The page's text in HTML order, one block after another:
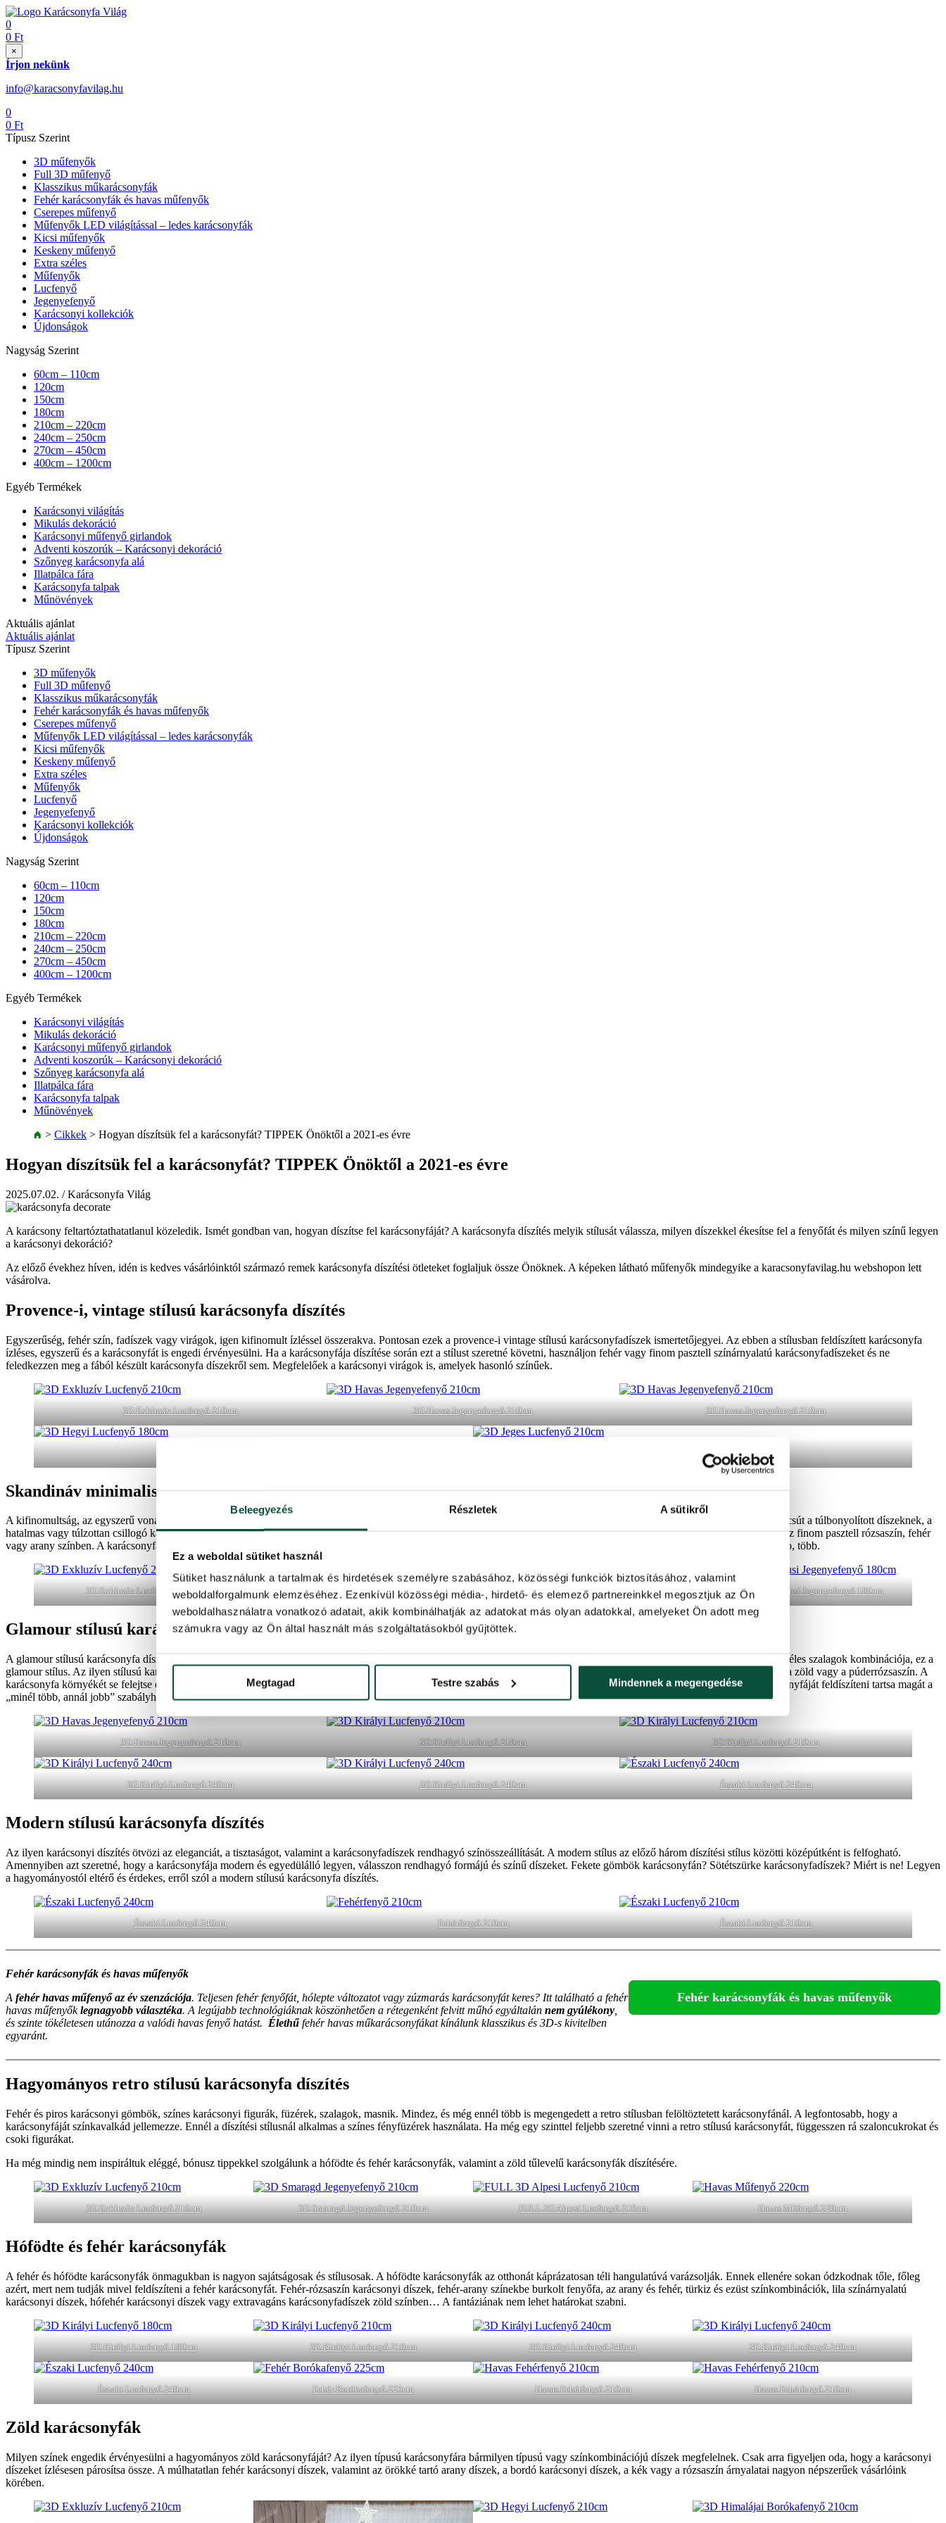
Beleegyezés Részletek A sütikről
Ez a weboldal sütiket használ
Sütiket használunk a tartalmak és hirdetések személyre szabásához, közösségi funkciók biztosításához, valamint
weboldalforgalmunk elemzéséhez. Ezenkívül közösségi média-, hirdető- és elemező partnereinkkel megosztjuk az Ön
weboldalhasználatra vonatkozó adatait, akik kombinálhatják az adatokat más olyan adatokkal, amelyeket Ön adott meg
számukra vagy az Ön által használt más szolgáltatásokból gyűjtöttek.
Megtagad Testre szabás Mindennek a megengedése
0
0 Ft
×
Írjon nekünk
info@karacsonyfavilag.hu
0
0 Ft
Típusz Szerint
3D műfenyők
Full 3D műfenyő
Klasszikus műkarácsonyfák
Fehér karácsonyfák és havas műfenyők
Cserepes műfenyő
Műfenyők LED világítással – ledes karácsonyfák
Kicsi műfenyők
Keskeny műfenyő
Extra széles
Műfenyők
Lucfenyő
Jegenyefenyő
Karácsonyi kollekciók
Újdonságok
Nagyság Szerint
60cm – 110cm
120cm
150cm
180cm
210cm – 220cm
240cm – 250cm
270cm – 450cm
400cm – 1200cm
Egyéb Termékek
Karácsonyi világítás
Mikulás dekoráció
Karácsonyi műfenyő girlandok
Adventi koszorúk – Karácsonyi dekoráció
Szőnyeg karácsonyfa alá
Illatpálca fára
Karácsonyfa talpak
Műnövények
Aktuális ajánlat
Aktuális ajánlat
Típusz Szerint
3D műfenyők
Full 3D műfenyő
Klasszikus műkarácsonyfák
Fehér karácsonyfák és havas műfenyők
Cserepes műfenyő
Műfenyők LED világítással – ledes karácsonyfák
Kicsi műfenyők
Keskeny műfenyő
Extra széles
Műfenyők
Lucfenyő
Jegenyefenyő
Karácsonyi kollekciók
Újdonságok
Nagyság Szerint
60cm – 110cm
120cm
150cm
180cm
210cm – 220cm
240cm – 250cm
270cm – 450cm
400cm – 1200cm
Egyéb Termékek
Karácsonyi világítás
Mikulás dekoráció
Karácsonyi műfenyő girlandok
Adventi koszorúk – Karácsonyi dekoráció
Szőnyeg karácsonyfa alá
Illatpálca fára
Karácsonyfa talpak
Műnövények
> Cikkek > Hogyan díszítsük fel a karácsonyfát? TIPPEK Önöktől a 2021-es évre
Hogyan díszítsük fel a karácsonyfát? TIPPEK Önöktől a 2021-es évre
2025.07.02. / Karácsonyfa Világ
A karácsony feltartóztathatatlanul közeledik. Ismét gondban van, hogyan díszítse fel karácsonyfáját? A karácsonyfa díszítés melyik stílusát válassza, milyen díszekkel ékesítse fel a fenyőfát és milyen színű legyen
a karácsonyi dekoráció?
Az előző évekhez híven, idén is kedves vásárlóinktól származó remek karácsonyfa díszítési ötleteket foglaljuk össze Önöknek. A képeken látható műfenyők mindegyike a karacsonyfavilag.hu webshopon lett
vásárolva.
Provence-i, vintage stílusú karácsonyfa díszítés
Egyszerűség, fehér szín, fadíszek vagy virágok, igen kifinomult ízléssel összerakva. Pontosan ezek a provence-i vintage stílusú karácsonyfadíszek ismertetőjegyei. Az ebben a stílusban feldíszített karácsonyfa
ízléses, egyszerű és a karácsonyfát is engedi érvényesülni. Ha a karácsonyfája díszítése során ezt a stílust szeretné követni, használjon fehér vagy finom pasztell színárnyalatú karácsonyfadíszeket és ne
feledkezzen meg a fából készült karácsonyfa díszekről sem. Megfelelőek a karácsonyi virágok is, amelyek hasonló színűek.
3D Exkluzív Lucfenyő 210cm 3D Havas Jegenyefenyő 210cm 3D Havas Jegenyefenyő 210cm
3D Jeges Lucfenyő 210cm
Skandináv minimalista stílusú karácsonyfa díszítés
A kifinomultság, az egyszerű vonalvezetés, a természetes alapanyagok és a világos színek kedvelői jobbára a karácsonyfát minimalista, skandináv stílusban díszítik fel. Intsen búcsút a túlbonyolított díszeknek, a
hatalmas vagy túlzottan csillogó karácsonyi gömböknek. A skandináv stílus kiváltsága éppen a minimalizmus. A karácsonyfa díszítéséhez elegendő néhány ízléses karácsonyi dísz finom pasztell rózsaszín, fehér
vagy arany színben. A karácsonyfa díszítéséhez használhat gömböket, virágokat, masnikat vagy tollakat. Viszont ennél a díszítési stílusnál tartsuk szemünk előtt, hogy a kevesebb, több.
3D Exkluzív Lucfenyő 210cm 3D Exkluzív Lucfenyő 210cm 3D Skandináv Lucfenyő 180cm FULL 3D Kaukázusi Jegenyefenyő 180cm
Glamour stílusú karácsonyfa díszítés
A glamour stílusú karácsonyfa díszítés pontosan az ellenkezője a két előbb említett stílusnak. Nagyméretű karácsonyi virágok, hatalmas gömbök, csillogó karácsonyi díszek és széles szalagok kombinációja, ez a
glamour stílus. Az ilyen stílusú karácsonyfa díszítés során rendszerint a karácsonyi díszeket két színből állítják össze. A díszek megfelelő színei a fehér, az arany, az ezüst, a menta zöld vagy a púderrózsaszín. A
karácsonyfa környékét se felejtse el díszíteni. A fa alatt remekül mutatnak a stílusos szőrme szőnyegek vagy a különféle Mikulás-figurák. Ha ebben a stílusban szeretné a karácsonyfáját feldíszíteni tartsa magát a
„minél több, annál jobb” szabályhoz.
3D Havas Jegenyefenyő 210cm 3D Királyi Lucfenyő 210cm 3D Királyi Lucfenyő 210cm
3D Királyi Lucfenyő 240cm 3D Királyi Lucfenyő 240cm Északi Lucfenyő 240cm
Modern stílusú karácsonyfa díszítés
Az ilyen karácsonyi díszítés ötvözi az eleganciát, a tisztaságot, valamint a karácsonyfadíszek rendhagyó színösszeállítását. A modern stílus az előző három díszítési stílus közötti középútként is felfogható.
Amennyiben azt szeretné, hogy a karácsonyfája modern és egyedülálló legyen, válasszon rendhagyó formájú és színű díszeket. Fekete gömbök karácsonyfán? Sötétszürke karácsonyfadíszek? Miért is ne! Legyen
a hagyományostól eltérő és érdekes, erről szól a modern stílusú karácsonyfa díszítés.
Északi Lucfenyő 240cm Fehérfenyő 210cm Északi Lucfenyő 210cm
Fehér karácsonyfák és havas műfenyők
A fehér havas műfenyő az év szenzációja. Teljesen fehér fenyőfát, hólepte változatot vagy zúzmarás karácsonyfát keres? Itt található a fehér
havas műfenyőklegnagyobb választéka. A legújabb technológiáknak köszönhetően a rétegenként felvitt műhó egyáltalán nem gyúlékony
és szinte tökéletesen utánozza a valódi havas fenyő hatást. Élethűfehér havas műkarácsonyfákat kínálunk klasszikus és 3D-s kivitelben
egyaránt.
Fehér karácsonyfák és havas műfenyők
Hagyományos retro stílusú karácsonyfa díszítés
Fehér és piros karácsonyi gömbök, színes karácsonyi figurák, füzérek, szalagok, masnik. Mindez, és még ennél több is megengedett a retro stílusban felöltöztetett karácsonyfánál. A legfontosabb, hogy a
karácsonyfáját színkavalkád jellemezze. Ennél a díszítési stílusnál alkalmas a színes fényfüzérek használata. Ha még egy szinttel feljebb szeretné vinni a retro stílusú karácsonyfát, függesszen rá szaloncukrokat és
csoki figurákat.
Ha még mindig nem inspiráltuk eléggé, bónusz tippekkel szolgálunk a hófödte és fehér karácsonyfák, valamint a zöld tűlevelű karácsonyfák díszítésére.
3D Exkluzív Lucfenyő 210cm 3D Smaragd Jegenyefenyő 210cm FULL 3D Alpesi Lucfenyő 210cm Havas Műfenyő 220cm
Hófödte és fehér karácsonyfák
A fehér és hófödte karácsonyfák önmagukban is nagyon sajátságosak és stílusosak. A hófödte karácsonyfák az otthonát káprázatosan téli hangulatúvá varázsolják. Ennek ellenére sokan ódzkodnak tőle, főleg
azért, mert nem tudják mivel feldíszíteni a fehér karácsonyfát. Fehér-rózsaszín karácsonyi díszek, fehér-arany színekbe burkolt fenyőfa, az arany és fehér, türkiz és ezüst színkombinációk, lila színárnyalatú
karácsonyi díszek, hófehér karácsonyi díszek vagy extravagáns karácsonyfadíszek zöld színben… A fantáziának nem lehet határokat szabni.
3D Királyi Lucfenyő 180cm 3D Királyi Lucfenyő 210cm 3D Királyi Lucfenyő 240cm 3D Királyi Lucfenyő 240cm
Északi Lucfenyő 240cm Fehér Borókafenyő 225cm Havas Fehérfenyő 210cm Havas Fehérfenyő 210cm
Zöld karácsonyfák
Milyen színek engedik érvényesülni a hagyományos zöld karácsonyfáját? Az ilyen típusú karácsonyfára bármilyen típusú vagy színkombinációjú díszek megfelelnek. Csak arra figyeljen oda, hogy a karácsonyi
díszeket ízlésesen párosítsa össze. A múlhatatlan fehér karácsonyi díszek, valamint az örökké tartó arany díszek, a bordó karácsonyi díszek, a kék vagy a rózsaszín árnyalatai nagyon népszerűek vásárlóink ​​
körében.